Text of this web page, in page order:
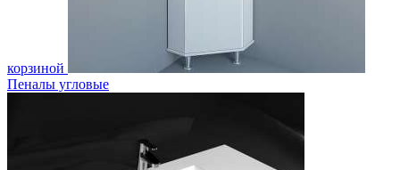
корзиной
Пеналы угловые